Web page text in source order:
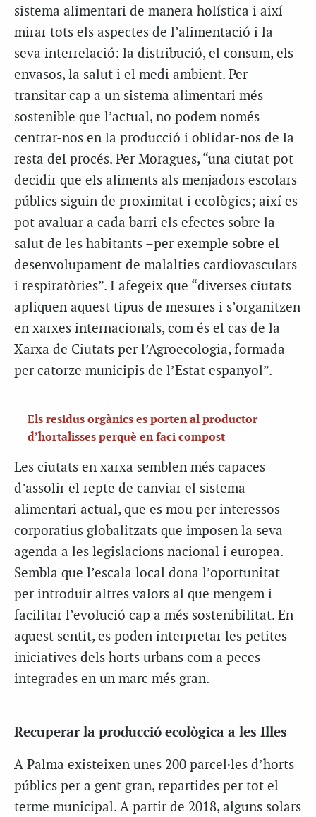
sistema alimentari de manera holística i així
mirar tots els aspectes de l’alimentació i la
seva interrelació: la distribució, el consum, els
envasos, la salut i el medi ambient. Per
transitar cap a un sistema alimentari més
sostenible que l’actual, no podem només
centrar-nos en la producció i oblidar-nos de la
resta del procés. Per Moragues, “una ciutat pot
decidir que els aliments als menjadors escolars
públics siguin de proximitat i ecològics; així es
pot avaluar a cada barri els efectes sobre la
salut de les habitants –per exemple sobre el
desenvolupament de malalties cardiovasculars
i respiratòries”. I afegeix que “diverses ciutats
apliquen aquest tipus de mesures i s’organitzen
en xarxes internacionals, com és el cas de la
Xarxa de Ciutats per l’Agroecologia, formada
per catorze municipis de l’Estat espanyol”.
Els residus orgànics es porten al productor
d’hortalisses perquè en faci compost
Les ciutats en xarxa semblen més capaces
d’assolir el repte de canviar el sistema
alimentari actual, que es mou per interessos
corporatius globalitzats que imposen la seva
agenda a les legislacions nacional i europea.
Sembla que l’escala local dona l’oportunitat
per introduir altres valors al que mengem i
facilitar l’evolució cap a més sostenibilitat. En
aquest sentit, es poden interpretar les petites
iniciatives dels horts urbans com a peces
integrades en un marc més gran.
Recuperar la producció ecològica a les Illes
A Palma existeixen unes 200 parcel·les d’horts
públics per a gent gran, repartides per tot el
terme municipal. A partir de 2018, alguns solars